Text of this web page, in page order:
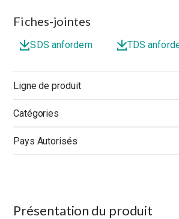
Fiches-jointes
SDS anfordern TDS
Ligne de produit
Composés MOLYKOTE
Catégories
Application Avantage de Performance
Pays Autorisés
Présentation du produit